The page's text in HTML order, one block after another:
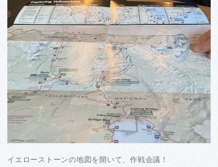
イエローストーンの地図を開いて、作戦会議！